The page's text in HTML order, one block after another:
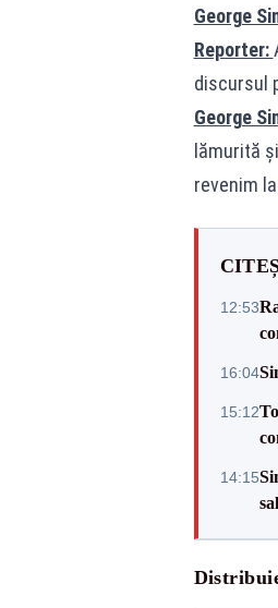
George
Reporter:
discursul
George
lămurită
revenim
12:53
16:04
15:12
14:15